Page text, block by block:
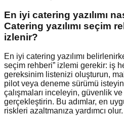
En iyi catering yazılımı
Catering yazılımı seçim
izlenir?
En iyi catering yazılımı
seçim rehberi” izlemi gerekir: iş
gereksinim listenizi oluşturun,
pilot veya deneme sürümü
çalışmaları inceleyin, güvenlik
gerçekleştirin. Bu adımlar, en
riskleri azaltmanıza yardımcı olur.